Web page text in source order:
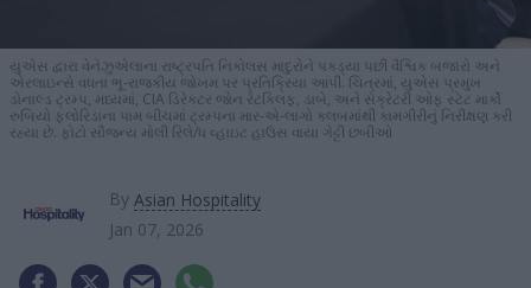
યુએસ દ્વારા વેનેઝુએલાના રાષ્ટ્રપતિ નિકોલસ માદુરોને પકડ્યા પછી વૈશ્વિક બજારો અને
એરલાઇન્સે વધતા ભૂ-રાજકીય જોખમ પર પ્રતિક્રિયા આપી. ચિત્રમાં, યુએસ પ્રમુખ
ડોનાલ્ડ ટ્રમ્પ, મધ્યમાં, CIA ડિરેક્ટર જોન રેટક્લિફ, ડાબે, અને સેક્રેટરી ઓફ સ્ટેટ માર્કો
રુબિયો ફ્લોરિડાના પામ બીચમાં ટ્રમ્પના માર-એ-લાગો ક્લબમાંથી કામગીરીનું નિરીક્ષણ કરી
રહ્યા છે. ફોટો સૌજન્ય મોલી રિલે/ધ વ્હાઇટ હાઉસ વાયા ગેટ્ટી છબીઓ
By Asian Hospitality
Jan 07, 2026